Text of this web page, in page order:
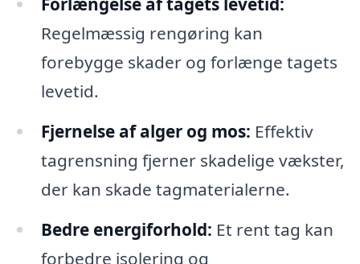
Regelmæssig rengøring kan
forebygge skader og forlænge tagets
levetid.
Fjernelse af alger og mos: Effektiv
tagrensning fjerner skadelige vækster,
der kan skade tagmaterialerne.
Bedre energiforhold: Et rent tag kan
forbedre isolering og